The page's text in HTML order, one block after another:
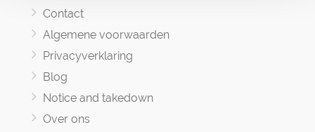
Contact
Algemene voorwaarden
Privacyverklaring
Blog
Notice and takedown
Over ons